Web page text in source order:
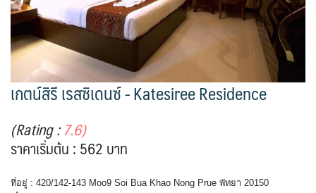
เกตน์สิรี เรสซิเดนซ์ - Katesiree Residence
(Rating :7.6)
ราคาเริ่มต้น : 562 บาท
ที่อยู่ : 420/142-143 Moo9 Soi Bua Khao Nong Prue พัทยา 20150